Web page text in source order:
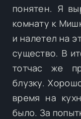
понятен. Я
комнату к
и налетел на
существо. В
тотчас же
блузку.
время на
было. За